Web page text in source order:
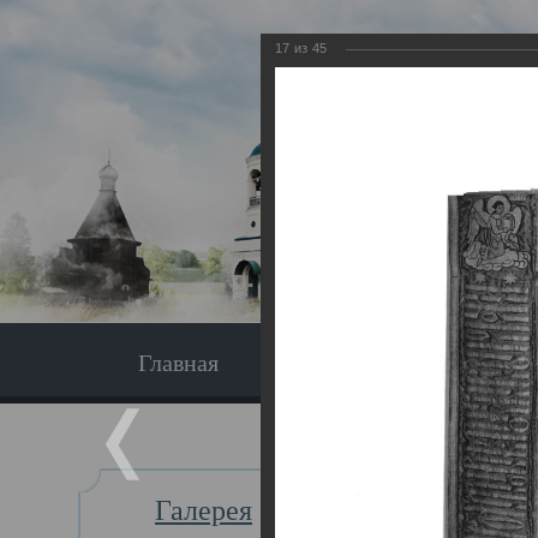
Главная
Галерея
Главная
17 из 45